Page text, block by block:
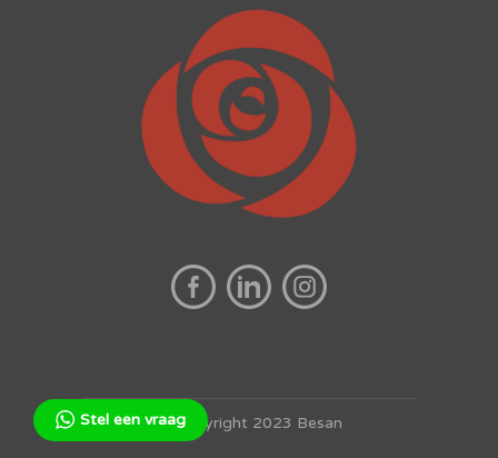
© Copyright 2023 Besan
Stel een vraag